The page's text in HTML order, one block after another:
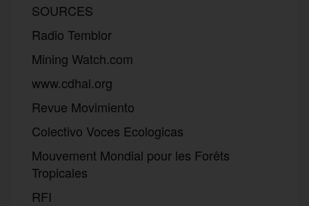
SOURCES
Radio Temblor
Mining Watch.com
www.cdhal.org
Revue Movimiento
Colectivo Voces Ecologicas
Mouvement Mondial pour les Forêts
Tropicales
RFI